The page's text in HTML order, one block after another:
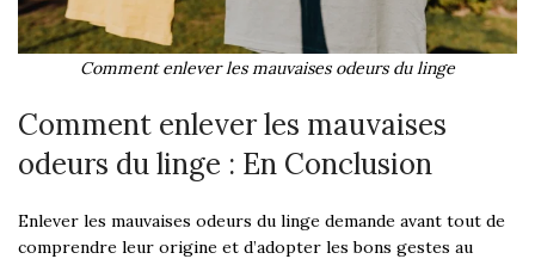
Comment enlever les mauvaises odeurs du linge
Comment enlever les mauvaises
odeurs du linge : En Conclusion
Enlever les mauvaises odeurs du linge demande avant tout de
comprendre leur origine et d’adopter les bons gestes au